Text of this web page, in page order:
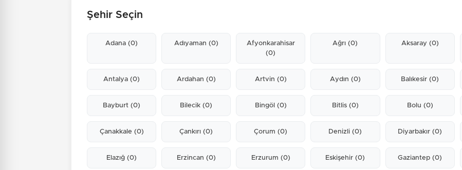
Şehir Seçin
Adana(0) Adıyaman (0)
Afyonkarahisar
(0)
Ağrı(0) Aksaray (0)
Antalya(0) Ardahan (0) Artvin (0) Aydın (0) Balıkesir(0)
Bayburt(0) Bilecik(0) Bingöl (0) Bitlis (0) Bolu (0)
Çanakkale (0) Çankırı(0) Çorum(0) Denizli(0) Diyarbakır(0)
Elazığ(0) Erzincan (0) Erzurum (0) Eskişehir(0) Gaziantep(0)